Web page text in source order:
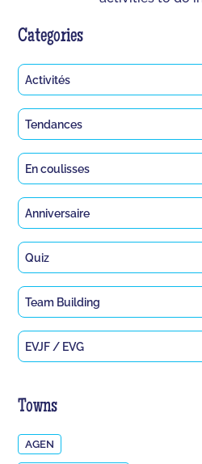
Categories
Activités
Tendances
En coulisses
Anniversaire
Quiz
Team Building
EVJF / EVG
Towns
AGEN